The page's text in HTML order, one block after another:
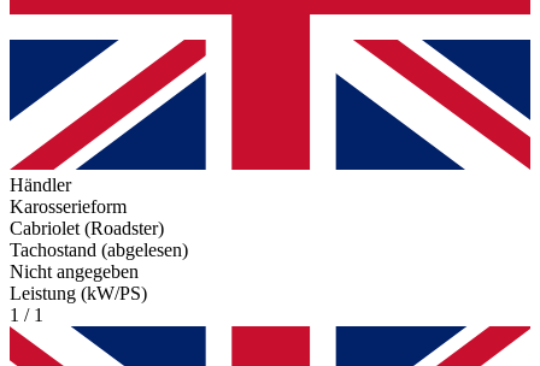
Händler
Karosserieform
Cabriolet (Roadster)
Tachostand (abgelesen)
Nicht angegeben
Leistung (kW/PS)
1 / 1